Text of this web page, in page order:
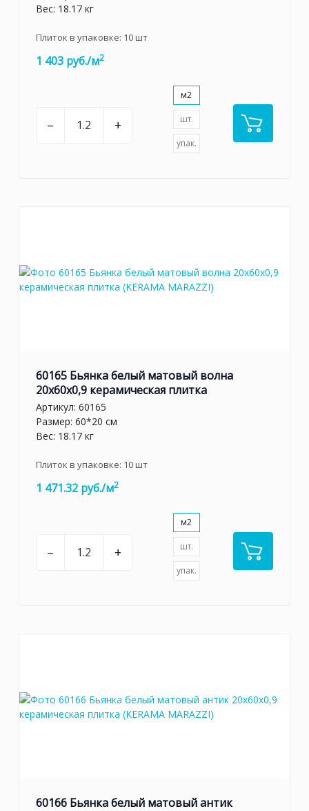
Вес: 18.17 кг
Плиток в упаковке: 10шт
1 403 руб./м2
– +
м2
шт.
упак.
60165 Бьянка белый матовый волна
20x60x0,9 керамическая плитка
Артикул: 60165
Размер: 60*20 см
Вес: 18.17 кг
Плиток в упаковке: 10шт
1 471.32 руб./м2
– +
м2
шт.
упак.
60166 Бьянка белый матовый антик